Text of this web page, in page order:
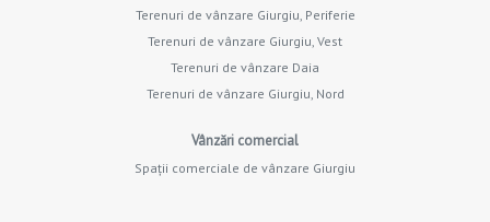
Terenuri de vânzare Giurgiu, Periferie
Terenuri de vânzare Giurgiu, Vest
Terenuri de vânzare Daia
Terenuri de vânzare Giurgiu, Nord
Vânzări comercial
Spații comerciale de vânzare Giurgiu